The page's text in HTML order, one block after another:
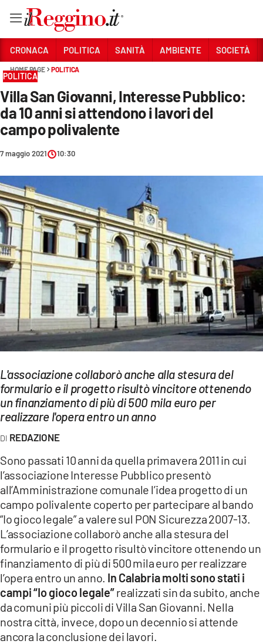
Sezioni
CRONACA
SANITÀ
AMBIENTE
SOCIETÀ
CULTURA
ECONOMIA E LAVORO
EVENTI
SPORT
Streaming
LAC NETWORK
LAC ONAIR
LaC
LACPLAY.IT
LACTV.IT
LACONAIR.IT
LACITYMAG.IT
COSENZACHANNEL.IT
ILVIBONESE.IT
CRONACA POLITICA SANITÀ AMBIENTE SOCIETÀ
HOME PAGE POLITICA
POLITICA
Villa San Giovanni, Interesse Pubblico:
da 10 anni si attendono i lavori del
campo polivalente
7 maggio 2021 10:30
L'associazione collaborò anche alla stesura del
formulario e il progetto risultò vincitore ottenendo
un finanziamento di più di 500 mila euro per
realizzare l'opera entro un anno
REDAZIONE
Sono passati 10 anni da quella primavera 2011 in cui
l’associazione Interesse Pubblico presentò
all’Amministrazione comunale l’idea progetto di un
campo polivalente coperto per partecipare al bando
“Io gioco legale” a valere sul PON Sicurezza 2007-13.
L’associazione collaborò anche alla stesura del
formulario e il progetto risultò vincitore ottenendo un
finanziamento di più di 500 mila euro per realizzare
l’opera entro un anno. In Calabria molti sono stati i
campi “Io gioco legale”realizzati sin da subito, anche
da comuni più piccoli di Villa San Giovanni. Nella
nostra città, invece, dopo un decennio si attende
ancora la conclusione dei lavori.